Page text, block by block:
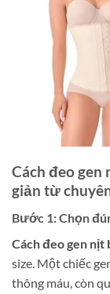
Cách đeo
giản từ
Bước 1: Chọn
Cách đeo gen nịt
size. Một chiếc
thông máu, còn